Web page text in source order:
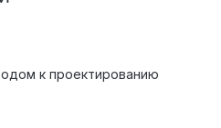
к проектированию